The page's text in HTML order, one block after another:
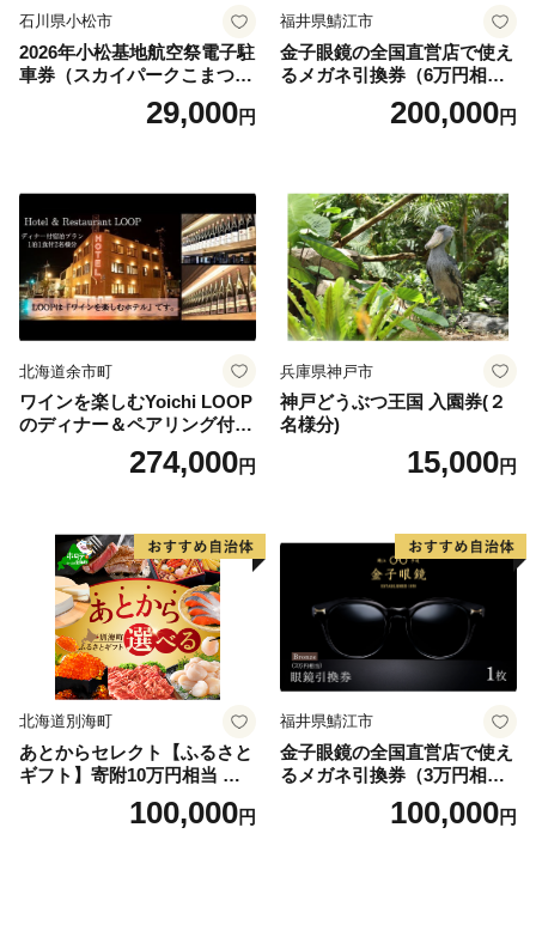
石川県小松市
2026年小松基地航空祭電子駐
車券（スカイパークこまつ
翼） 駐車場 シャトルバスの
りばすぐ 石川県 小松市
29,000円
福井県鯖江市
金子眼鏡の全国直営店で使え
るメガネ引換券（6万円相
当） Platinum200,000円
北海道余市町
ワインを楽しむYoichi LOOP
のディナー＆ペアリング付宿
泊プラン＜デラックスツイン
274,000円
兵庫県神戸市
神戸どうぶつ王国 入園券(２
名様分)
15,000円
北海道別海町
あとからセレクト【ふるさと
ギフト】寄附10万円相当 あ
とから選べる！ ギフト いく
ら ほたて 海鮮 牛肉 別海町
100,000円
福井県鯖江市
金子眼鏡の全国直営店で使え
るメガネ引換券（3万円相
100,000円